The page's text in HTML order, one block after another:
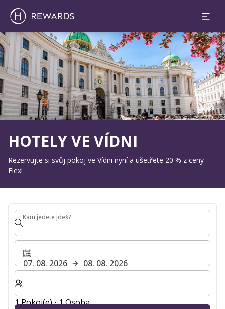
Sklíčko 1 z 1
HOTELY VE VÍDNI
Rezervujte si svůj pokoj ve Vídni nyní a ušetřete 20 % z ceny
Flex!
Kam jedete jdeš?
Kam jedete jdeš?
07. 08. 2026
08. 08. 2026
Zvolte počet pokojů a hostů pro svůj pobyt
1 Pokoj(e) ⋅ 1 Osoba